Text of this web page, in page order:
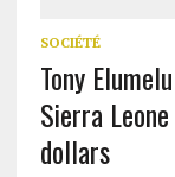
SOCIÉTÉ
Tony
Sierra
dollars